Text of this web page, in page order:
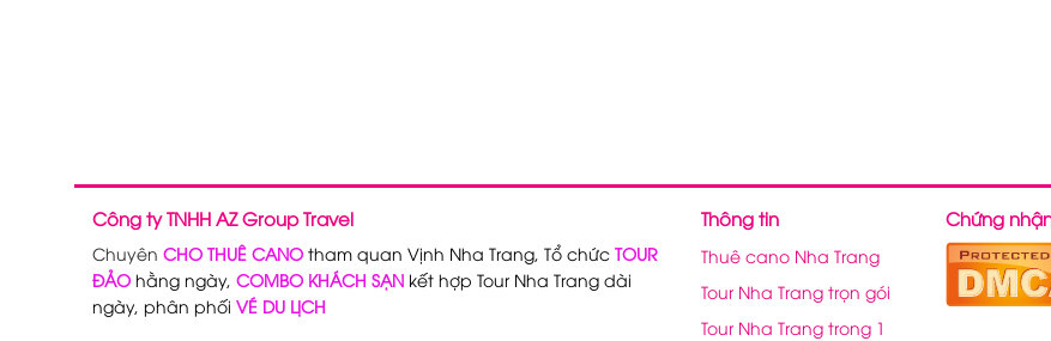
Công ty TNHH AZ Group Travel
Chuyên CHO THUÊ CANO tham quan Vịnh Nha Trang, Tổ chức TOUR
ĐẢO hằng ngày, COMBO KHÁCH SẠN kết hợp Tour Nha Trang dài
ngày, phân phối VÉ DU LỊCH
Thông tin
Thuê cano Nha Trang
Tour Nha Trang trọn gói
Tour Nha Trang trong 1
Chứng